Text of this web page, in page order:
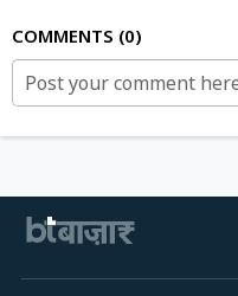
COMMENTS 0